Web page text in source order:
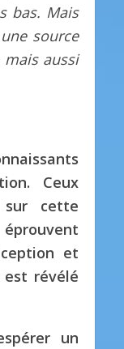
bas. Mais
source
mais aussi
Ceux
sur cette
et
est révélé
un